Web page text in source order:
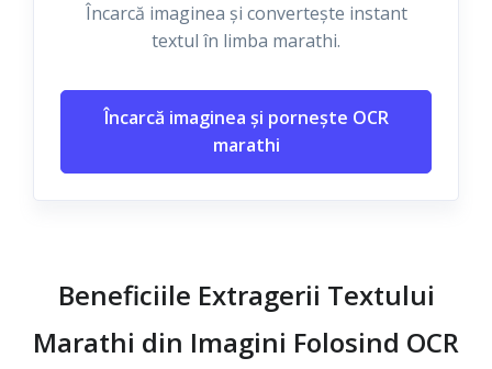
Încarcă imaginea și convertește instant
textul în limba marathi.
Încarcă imaginea și pornește OCR
marathi
Beneficiile Extragerii Textului
Marathi din Imagini Folosind OCR